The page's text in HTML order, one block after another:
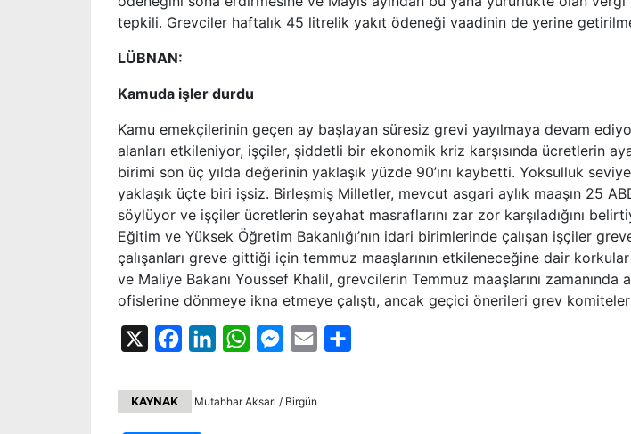
tepkili. Grevciler haftalık 45 litrelik yakıt ödeneği vaadinin de yerine
LÜBNAN:
Kamuda işler durdu
Kamu emekçilerinin geçen ay başlayan süresiz grevi yayılmaya devam
alanları etkileniyor, işçiler, şiddetli bir ekonomik kriz karşısında ücretlerin
birimi son üç yılda değerinin yaklaşık yüzde 90’ını kaybetti. Yoksulluk
yaklaşık üçte biri işsiz. Birleşmiş Milletler, mevcut asgari aylık maaşın 25
söylüyor ve işçiler ücretlerin seyahat masraflarını zar zor karşıladığını
Eğitim ve Yüksek Öğretim Bakanlığı’nın idari birimlerinde çalışan işçiler
çalışanları greve gittiği için temmuz maaşlarının etkileneceğine dair
ve Maliye Bakanı Youssef Khalil, grevcilerin Temmuz maaşlarını zamanında
ofislerine dönmeye ikna etmeye çalıştı, ancak geçici önerileri grev
FacebookLinkedInWhatsAppMessenger
Email
KAYNAK Mutahhar Aksarı / Birgün